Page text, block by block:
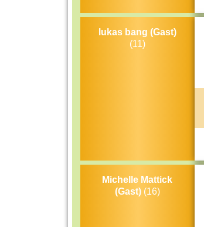
lukas bang (Gast)
(11)
Michelle Mattick
(Gast)(16)